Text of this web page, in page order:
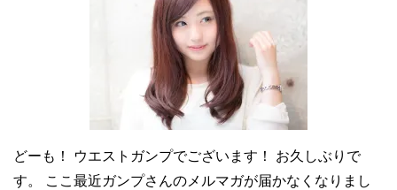
どーも！ ウエストガンプでございます！ お久しぶりで
す。 ここ最近ガンプさんのメルマガが届かなくなりまし